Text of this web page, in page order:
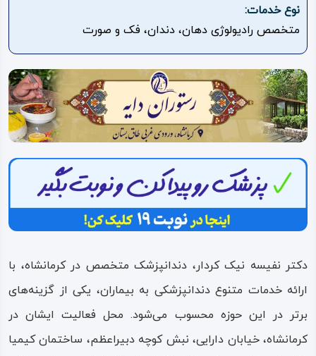
ویژه
درباره
ما
نوع خدمات:
متخصص رادیولوژی دهان، دندان، فک و صورت
دکتر نفیسه نیک کردار، دندانپزشک متخصص در کرمانشاه، با
ارائه خدمات متنوع دندانپزشکی به بیماران، یکی از گزینه‌های
برتر در این حوزه محسوب می‌شود. محل فعالیت ایشان در
کرمانشاه، خیابان دارایی، نبش کوچه دبیراعظم، ساختمان کیمیا